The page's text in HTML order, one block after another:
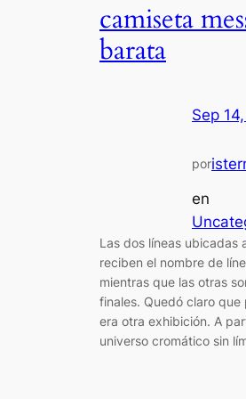
camiseta
barata
Sep
por
en
Las dos líneas ubicadas
reciben el nombre de
mientras que las otras
finales. Quedó claro
era otra exhibición. A
universo cromático sin